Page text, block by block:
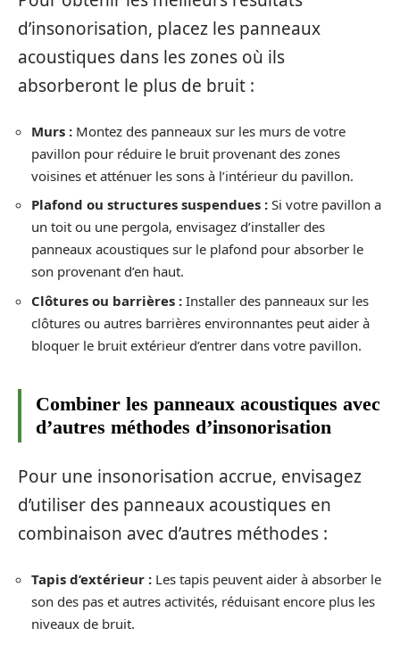
d’insonorisation, placez les panneaux
acoustiques dans les zones où ils
absorberont le plus de bruit :
Murs : Montez des panneaux sur les murs de votre
pavillon pour réduire le bruit provenant des zones
voisines et atténuer les sons à l’intérieur du pavillon.
Plafond ou structures suspendues : Si votre pavillon a
un toit ou une pergola, envisagez d’installer des
panneaux acoustiques sur le plafond pour absorber le
son provenant d’en haut.
Clôtures ou barrières : Installer des panneaux sur les
clôtures ou autres barrières environnantes peut aider à
bloquer le bruit extérieur d’entrer dans votre pavillon.
Combiner les panneaux acoustiques avec
d’autres méthodes d’insonorisation
Pour une insonorisation accrue, envisagez
d’utiliser des panneaux acoustiques en
combinaison avec d’autres méthodes :
Tapis d’extérieur : Les tapis peuvent aider à absorber le
son des pas et autres activités, réduisant encore plus les
niveaux de bruit.